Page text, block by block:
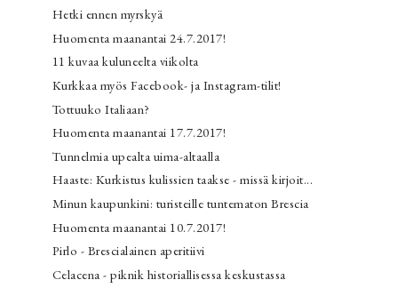
Hetki ennen myrskyä
Huomenta maanantai 24.7.2017!
11 kuvaa kuluneelta viikolta
Kurkkaa myös Facebook- ja Instagram-tilit!
Tottuuko Italiaan?
Huomenta maanantai 17.7.2017!
Tunnelmia upealta uima-altaalla
Haaste: Kurkistus kulissien taakse - missä kirjoit...
Minun kaupunkini: turisteille tuntematon Brescia
Huomenta maanantai 10.7.2017!
Pirlo - Brescialainen aperitiivi
Celacena - piknik historiallisessa keskustassa